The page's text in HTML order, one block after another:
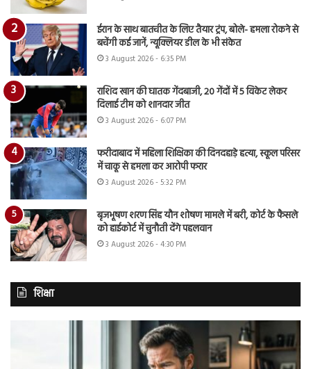
ईरान के साथ बातचीत के लिए तैयार ट्रंप, बोले- हमला रोकने से
बचेंगी कई जानें, न्यूक्लियर डील के भी संकेत
3 August 2026 - 6:35 PM
राशिद खान की घातक गेंदबाजी, 20 गेंदों में 5 विकेट लेकर
दिलाई टीम को शानदार जीत
3 August 2026 - 6:07 PM
फरीदाबाद में महिला शिक्षिका की दिनदहाड़े हत्या, स्कूल परिसर
में चाकू से हमला कर आरोपी फरार
3 August 2026 - 5:32 PM
बृजभूषण शरण सिंह यौन शोषण मामले में बरी, कोर्ट के फैसले
को हाईकोर्ट में चुनौती देंगे पहलवान
3 August 2026 - 4:30 PM
शिक्षा